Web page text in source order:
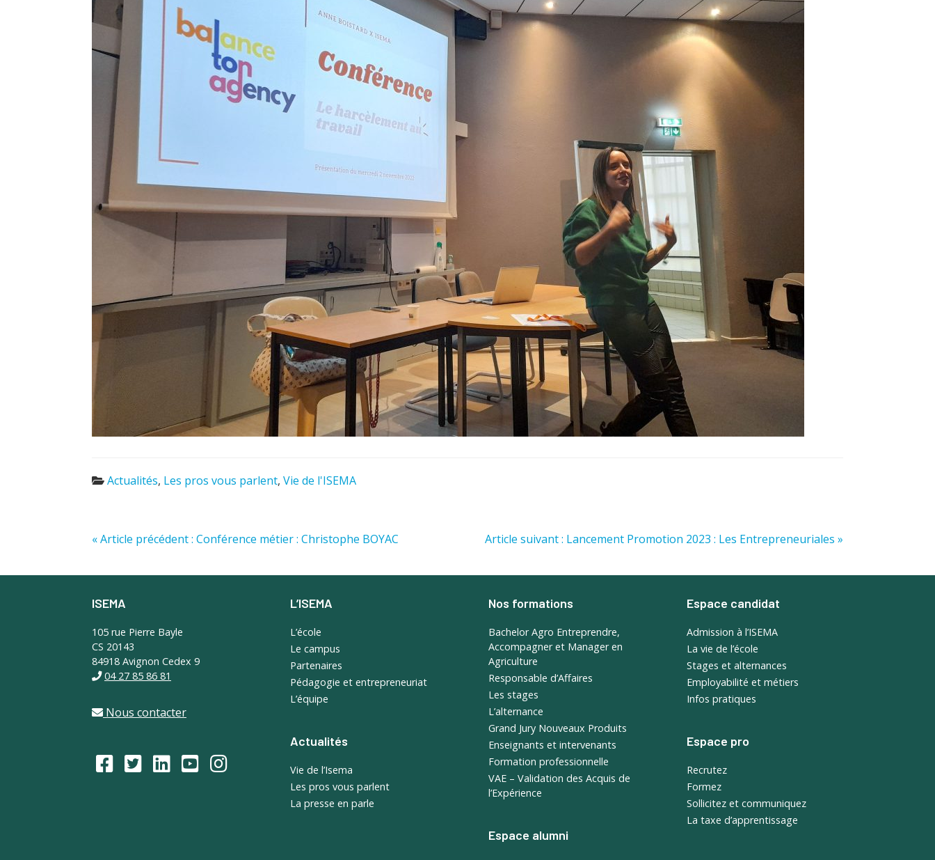
Actualités, Les pros vous parlent, Vie de l'ISEMA
« Article précédent : Conférence métier : Christophe BOYAC Article suivant : Lancement Promotion 2023 : Les Entrepreneuriales »
ISEMA
105 rue Pierre Bayle
CS 20143
84918 Avignon Cedex 9
04 27 85 86 81
Nous contacter
L’ISEMA
L’école
Le campus
Partenaires
Pédagogie et entrepreneuriat
L’équipe
Actualités
Vie de l’Isema
Les pros vous parlent
La presse en parle
Nos formations
Bachelor Agro Entreprendre,
Accompagner et Manager en
Agriculture
Responsable d’Affaires
Les stages
L’alternance
Grand Jury Nouveaux Produits
Enseignants et intervenants
Formation professionnelle
VAE – Validation des Acquis de
l’Expérience
Espace alumni
Espace candidat
Admission à l’ISEMA
La vie de l’école
Stages et alternances
Employabilité et métiers
Infos pratiques
Espace pro
Recrutez
Formez
Sollicitez et communiquez
La taxe d’apprentissage